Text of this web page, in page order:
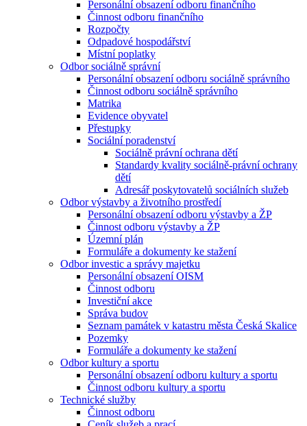
Personální obsazení odboru finančního
Činnost odboru finančního
Rozpočty
Odpadové hospodářství
Místní poplatky
Odbor sociálně správní
Personální obsazení odboru sociálně správního
Činnost odboru sociálně správního
Matrika
Evidence obyvatel
Přestupky
Sociální poradenství
Sociálně právní ochrana dětí
Standardy kvality sociálně-právní ochrany
dětí
Adresář poskytovatelů sociálních služeb
Odbor výstavby a životního prostředí
Personální obsazení odboru výstavby a ŽP
Činnost odboru výstavby a ŽP
Územní plán
Formuláře a dokumenty ke stažení
Odbor investic a správy majetku
Personální obsazení OISM
Činnost odboru
Investiční akce
Správa budov
Seznam památek v katastru města Česká Skalice
Pozemky
Formuláře a dokumenty ke stažení
Odbor kultury a sportu
Personální obsazení odboru kultury a sportu
Činnost odboru kultury a sportu
Technické služby
Činnost odboru